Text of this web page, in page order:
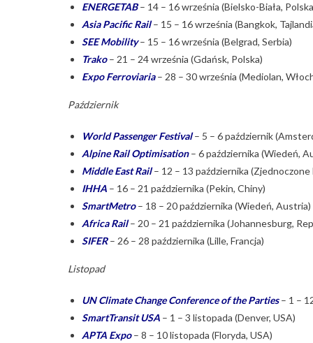
ENERGETAB – 14 – 16 września (Bielsko-Biała,
Asia Pacific Rail– 15 – 16 września (Bangkok,
SEE Mobility– 15 – 16 września (Belgrad, Serbia)
Trako– 21 – 24 września (Gdańsk, Polska)
Expo Ferroviaria– 28 – 30 września (Mediolan,
Październik
World Passenger Festival– 5 – 6 październik
Alpine Rail Optimisation– 6 października (Wiedeń,
Middle East Rail– 12 – 13 października
IHHA – 16 – 21 października (Pekin, Chiny)
SmartMetro– 18 – 20 października (Wiedeń, Austria)
Africa Rail– 20 – 21 października (Johannesburg,
SIFER– 26 – 28 października (Lille, Francja)
Listopad
UN Climate Change Conference of the Parties– 1 –
SmartTransit USA – 1 – 3 listopada (Denver, USA)
APTA Expo– 8 – 10 listopada (Floryda, USA)